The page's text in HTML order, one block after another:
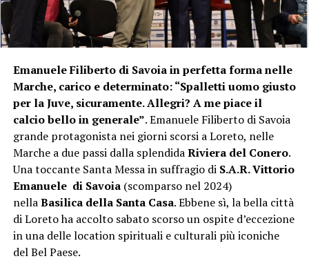
Emanuele Filiberto di Savoia in perfetta forma nelle
Marche, carico e determinato: “Spalletti uomo giusto
per la Juve, sicuramente. Allegri? A me piace il
calcio bello in generale”. Emanuele Filiberto di Savoia
grande protagonista nei giorni scorsi a Loreto, nelle
Marche a due passi dalla splendidaRiviera del Conero.
Una toccante Santa Messa in suffragio di S.A.R. Vittorio
Emanuele di Savoia(scomparso nel 2024)
nellaBasilica della Santa Casa. Ebbene sì, la bella città
di Loreto ha accolto sabato scorso un ospite d’eccezione
in una delle location spirituali e culturali più iconiche
del Bel Paese.